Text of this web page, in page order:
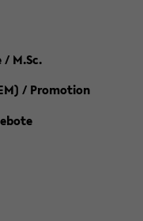
M.Sc.
/ Promotion